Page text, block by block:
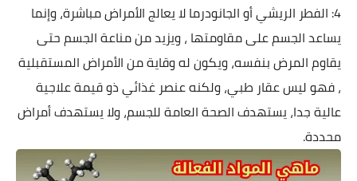
4: الفطر الريشي أو الجانودرما لا يعالج الأمراض مباشرة، وإنما
يساعد الجسم على مقاومتها ، ويزيد من مناعة الجسم حتى
يقاوم المرض بنفسه، ويكون له وقاية من الأمراض المستقبلية
، فهو ليس عقار طبي، ولكنه عنصر غذائي ذو قيمة علاجية
عالية جدا، يستهدف الصحة العامة للجسم، ولا يستهدف أمراض
محددة.